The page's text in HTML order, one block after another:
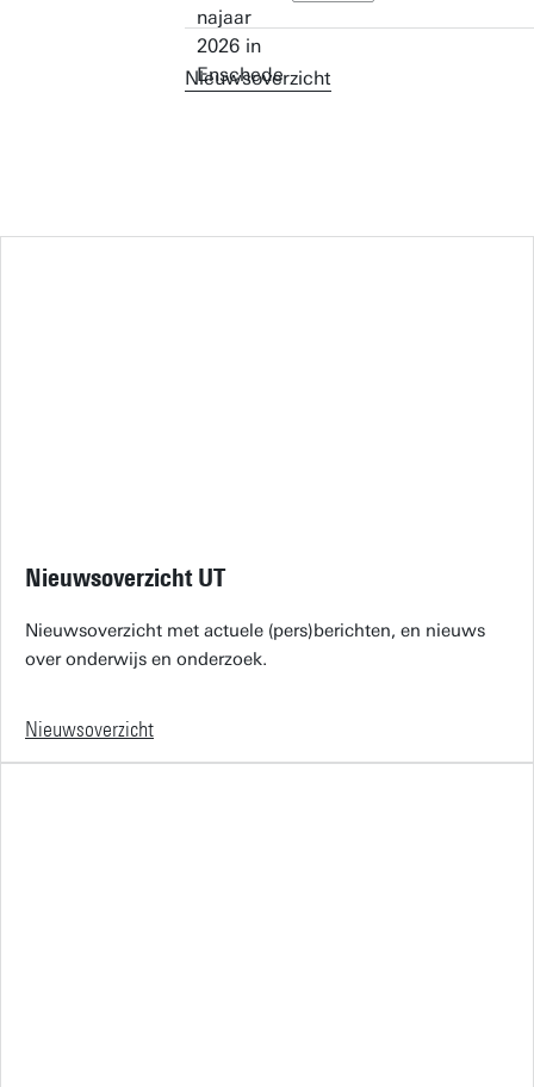
Nieuwsoverzicht
Nieuwsoverzicht UT
Nieuwsoverzicht met actuele (pers)berichten, en nieuws
over onderwijs en onderzoek.
Nieuwsoverzicht